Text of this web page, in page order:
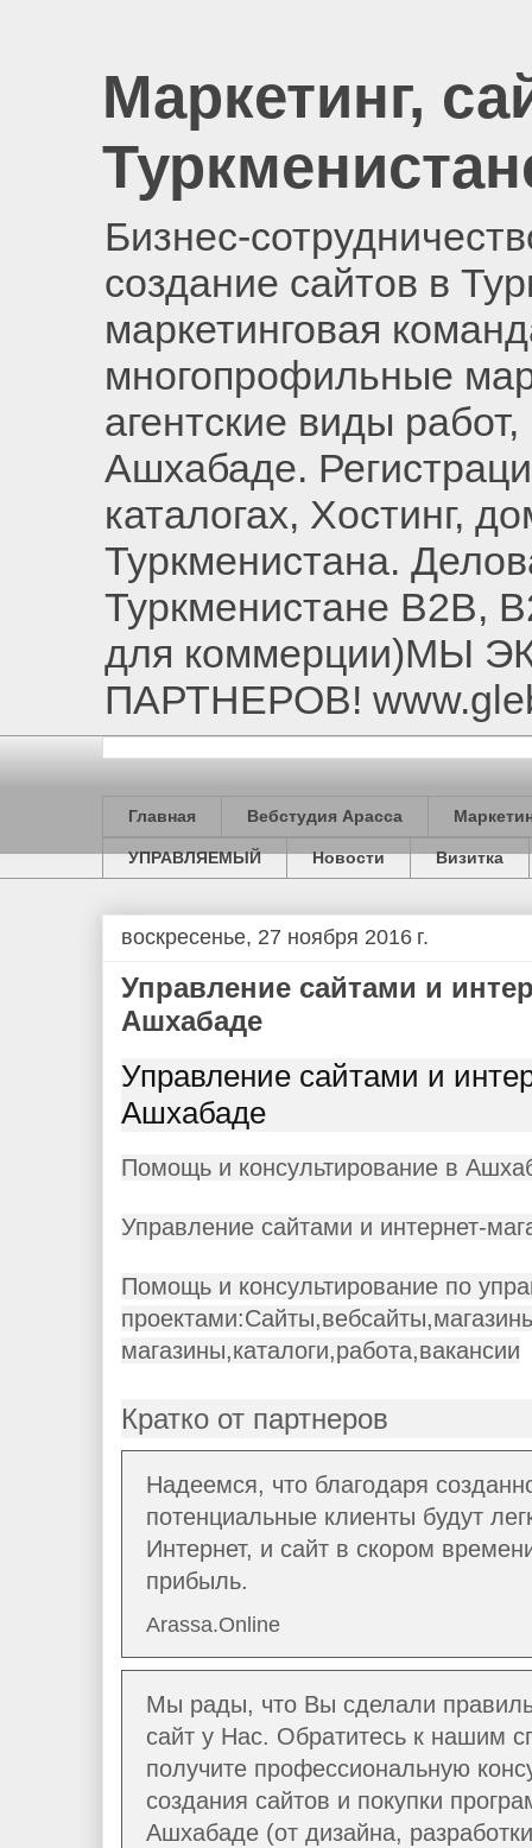
Маркетинг,
Бизнес-
создание сайтов в
маркетинговая
многопрофильные
агентские виды
Ашхабаде.
каталогах, Хостинг,
Туркменистана.
Туркменистане B2B,
для коммерции)МЫ
ПАРТНЕРОВ!
Главная Вебстудия Арасса
УПРАВЛЯЕМЫЙ Новости Визитка
воскресенье, 27 ноября 2016 г.
Управление сайтами и
Ашхабаде
Управление сайтами и
Ашхабаде
Помощь и консультирование в
Управление сайтами и интернет-
Помощь и консультирование по
магазины,каталоги,работа,вакансии
Кратко от партнеров
Надеемся, что благодаря
потенциальные клиенты будут
Интернет, и сайт в скором
прибыль.
Arassa.Online
Мы рады, что Вы сделали
сайт у Нас. Обратитесь к нашим
получите профессиональную
создания сайтов и покупки
Ашхабаде (от дизайна,